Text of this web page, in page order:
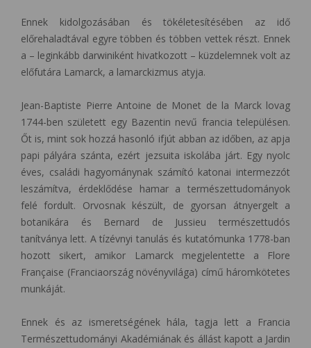
Ennek kidolgozásában és tökéletesítésében az idő
előrehaladtával egyre többen és többen vettek részt. Ennek
a – leginkább darwiniként hivatkozott – küzdelemnek volt az
előfutára Lamarck, a lamarckizmus atyja.
Jean-Baptiste Pierre Antoine de Monet de la Marck lovag
1744-ben született egy Bazentin nevű francia településen.
Őt is, mint sok hozzá hasonló ifjút abban az időben, az apja
papi pályára szánta, ezért jezsuita iskolába járt. Egy nyolc
éves, családi hagyománynak számító katonai intermezzót
leszámítva, érdeklődése hamar a természettudományok
felé fordult. Orvosnak készült, de gyorsan átnyergelt a
botanikára és Bernard de Jussieu természettudós
tanítványa lett. A tízévnyi tanulás és kutatómunka 1778-ban
hozott sikert, amikor Lamarck megjelentette a Flore
Française (Franciaország növényvilága) című háromkötetes
munkáját.
Ennek és az ismeretségének hála, tagja lett a Francia
Természettudományi Akadémiának és állást kapott a Jardin